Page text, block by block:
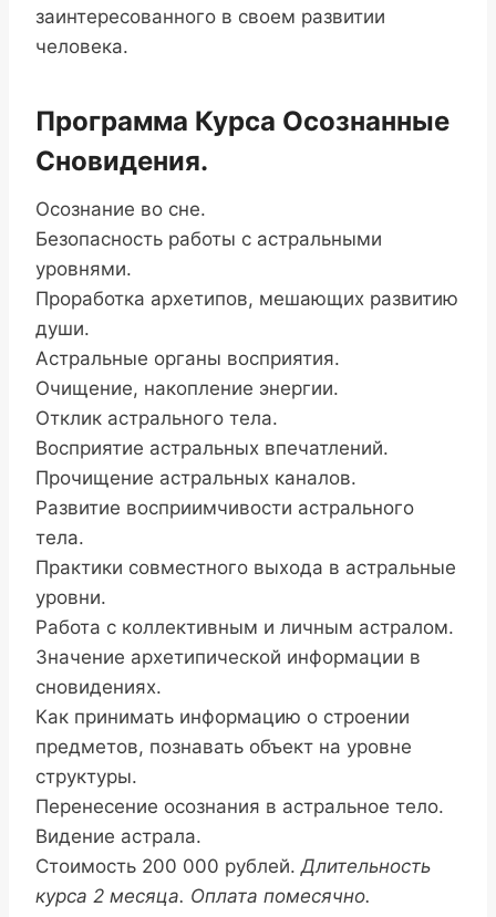
заинтересованного в своем развитии
человека.
Программа Курса Осознанные
Сновидения.
Осознание во сне.
Безопасность работы с астральными
уровнями.
Проработка архетипов, мешающих развитию
души.
Астральные органы восприятия.
Очищение, накопление энергии.
Отклик астрального тела.
Восприятие астральных впечатлений.
Прочищение астральных каналов.
Развитие восприимчивости астрального
тела.
Практики совместного выхода в астральные
уровни.
Работа с коллективным и личным астралом.
Значение архетипической информации в
сновидениях.
Как принимать информацию о строении
предметов, познавать объект на уровне
структуры.
Перенесение осознания в астральное тело.
Видение астрала.
Стоимость 200 000 рублей.Длительность
курса 2 месяца. Оплата помесячно.